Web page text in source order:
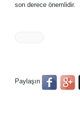
son derece önemlidir.
Paylaşın